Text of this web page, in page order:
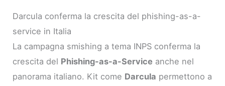
Darcula conferma la crescita del phishing-as-a-
service in Italia
La campagna smishing a tema INPS conferma la
crescita del Phishing-as-a-Service anche nel
panorama italiano. Kit come Darcula permettono a